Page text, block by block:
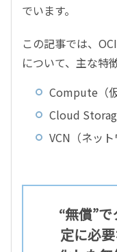
でいます。
この記事では、
について、主な特
Compute（
Cloud
VCN（ネット
“無償”
定に必